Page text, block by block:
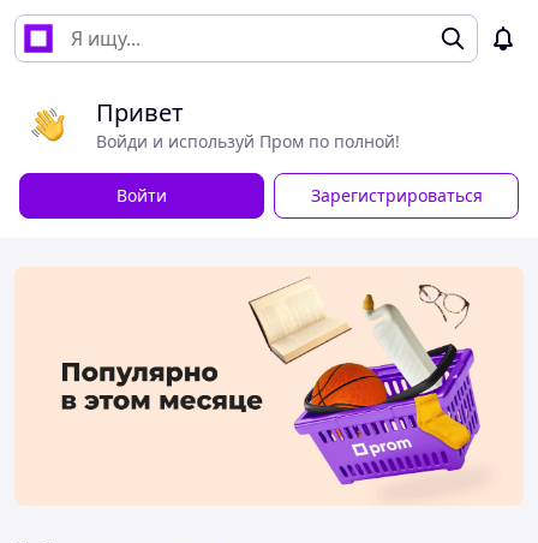
Привет
Войди и используй Пром по полной!
Войти Зарегистрироваться